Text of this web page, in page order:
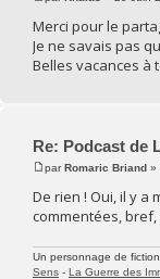
Merci pour le
Je ne savais pas
Belles vacances à
Re: Podcast de
parRomaric Briand »
De rien ! Oui, il y a
commentées,
Un personnage de
Sens - La Guerre des